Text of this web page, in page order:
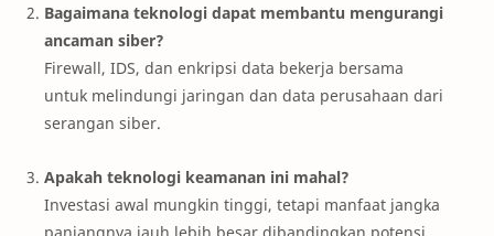
Bagaimana teknologi dapat membantu mengurangi
ancaman siber?
Firewall, IDS, dan enkripsi data bekerja bersama
untuk melindungi jaringan dan data perusahaan dari
serangan siber.
Apakah teknologi keamanan ini mahal?
Investasi awal mungkin tinggi, tetapi manfaat jangka
panjangnya jauh lebih besar dibandingkan potensi